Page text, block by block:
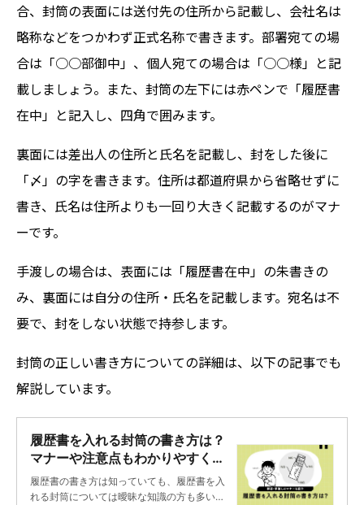
合、封筒の表面には送付先の住所から記載し、会社名は
略称などをつかわず正式名称で書きます。部署宛ての場
合は「○○部御中」、個人宛ての場合は「○○様」と記
載しましょう。また、封筒の左下には赤ペンで「履歴書
在中」と記入し、四角で囲みます。
裏面には差出人の住所と氏名を記載し、封をした後に
「〆」の字を書きます。住所は都道府県から省略せずに
書き、氏名は住所よりも一回り大きく記載するのがマナ
ーです。
手渡しの場合は、表面には「履歴書在中」の朱書きの
み、裏面には自分の住所・氏名を記載します。宛名は不
要で、封をしない状態で持参します。
封筒の正しい書き方についての詳細は、以下の記事でも
解説しています。
履歴書を入れる封筒の書き方は？
マナーや注意点もわかりやすく解
説 | タイミーラボ - スキマで働
く、世界が広がる。
履歴書の書き方は知っていても、履歴書を入
れる封筒については曖昧な知識の方も多いの